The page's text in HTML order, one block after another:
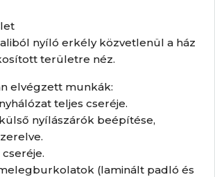
nyíló erkély közvetlenül a ház
területre néz.
elvégzett munkák:
teljes cseréje.
nyílászárók beépítése,
(laminált padló és